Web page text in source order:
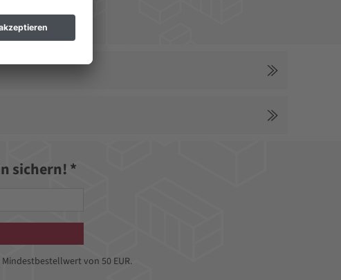
Schiebestock, Kranösen, CEE-Gerätestecker mit
sichern! *
von 50 EUR.